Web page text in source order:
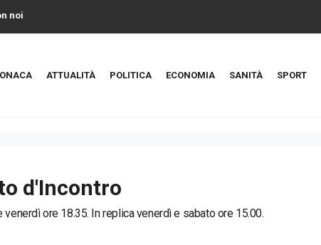
noi
ATTUALITÀ POLITICA ECONOMIA SANITÀ SPORT
d'Incontro
venerdì ore 18.35. In replica venerdì e sabato ore 15.00.